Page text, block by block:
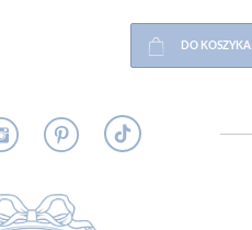
DO KOSZYKA